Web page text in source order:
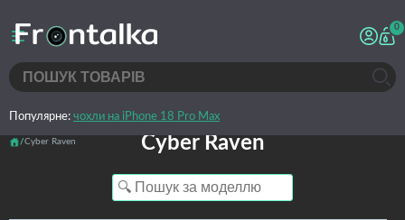
0
Популярне: чохли на iPhone 18 Pro Max
Cyber Raven Cyber Raven